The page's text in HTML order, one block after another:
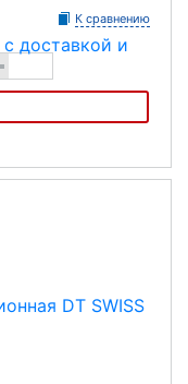
К сравнению